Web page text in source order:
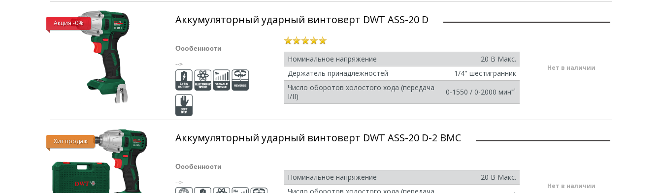
Акция -0% Аккумуляторный ударный винтоверт DWT ASS-20 D
Особенности
--> Нет в наличии
Номинальное напряжение
20 В Макс.
Держатель принадлежностей
1/4" шестигранник
Число оборотов холостого хода (передача
I/II)
0-1550 / 0-2000 минˉ¹
Хит продаж Аккумуляторный ударный винтоверт DWT ASS-20 D-2 BMC
Особенности
--> Нет в наличии
Номинальное напряжение
20 В Макс.
Число оборотов холостого хода (передача